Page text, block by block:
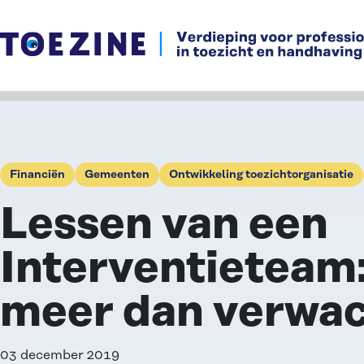
Ga naar de inhoud
Financiën Gemeenten Ontwikkeling toezichtorganisatie
Lessen van een
meer dan
03 december 2019